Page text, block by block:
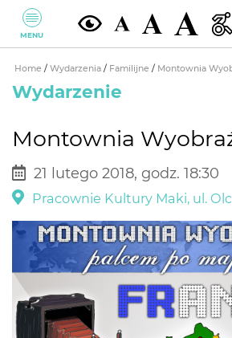
MENU
Home / Wydarzenia / Familijne / Montownia
Wydarzenie
Montownia
21 lutego 2018, godz. 18:30
Pracownie Kultury Maki, ul.